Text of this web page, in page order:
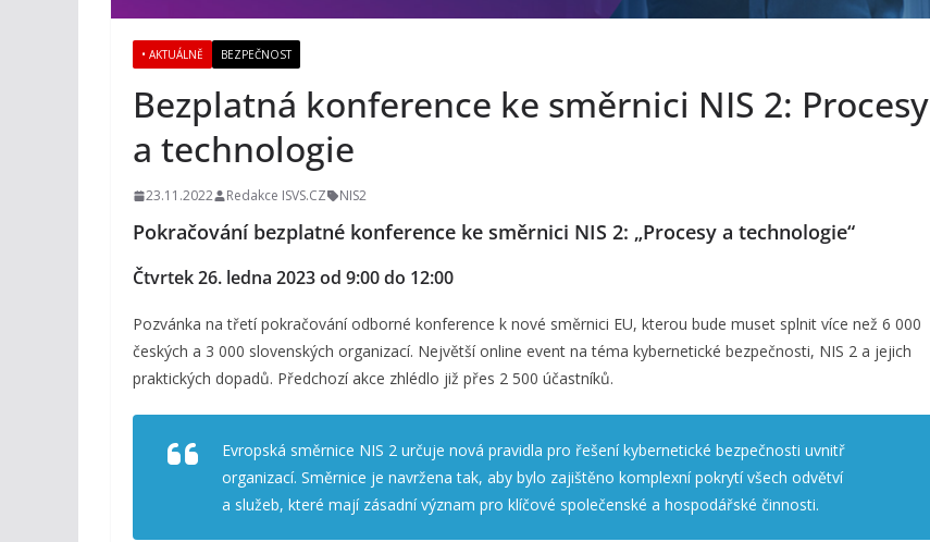
• AKTUÁLNĚ BEZPEČNOST
Bezplatná konference ke směrnici NIS 2: Procesy
a technologie
23.11.2022 Redakce ISVS.CZ NIS2
Pokračování bezplatné konference ke směrnici NIS 2: „Procesy a technologie“
Čtvrtek 26. ledna 2023 od 9:00 do 12:00
Pozvánka na třetí pokračování odborné konference k nové směrnici EU, kterou bude muset splnit více než 6 000
českých a 3 000 slovenských organizací. Největší online event na téma kybernetické bezpečnosti, NIS 2 a jejich
praktických dopadů. Předchozí akce zhlédlo již přes 2 500 účastníků.
Evropská směrnice NIS 2 určuje nová pravidla pro řešení kybernetické bezpečnosti uvnitř
organizací. Směrnice je navržena tak, aby bylo zajištěno komplexní pokrytí všech odvětví
a služeb, které mají zásadní význam pro klíčové společenské a hospodářské činnosti.